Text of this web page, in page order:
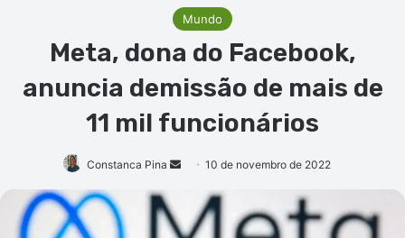
Mundo
Meta, dona do Facebook,
anuncia demissão de mais de
11 mil funcionários
Constanca Pina
Mande
mail
10 de novembro de 2022